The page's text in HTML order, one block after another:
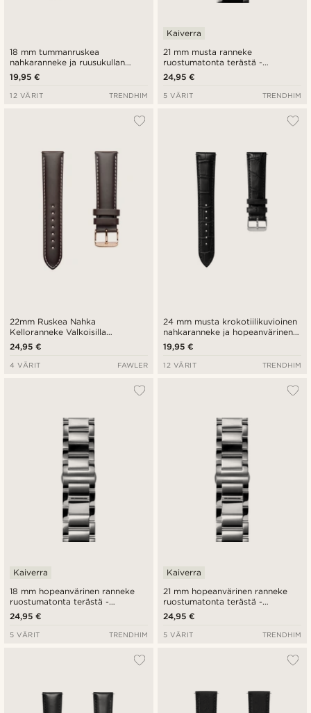
18 mm tummanruskea
nahkaranneke ja ruusukullan
värinen solki - pikalukitus
19,95 €
12 VÄRIT TRENDHIM
21 mm musta ranneke
ruostumatonta terästä -
pikalukitus
Kaiverra
24,95 €
5 VÄRIT TRENDHIM
22mm Ruskea Nahka
Kelloranneke Valkoisilla
Ompeleilla & Ruusukultaisella
Soljella
24,95 €
4 VÄRIT FAWLER
24 mm musta krokotiilikuvioinen
nahkaranneke ja hopeanvärinen
solki - pikalukitus
19,95 €
12 VÄRIT TRENDHIM
18 mm hopeanvärinen ranneke
ruostumatonta terästä -
pikalukitus
Kaiverra
24,95 €
5 VÄRIT TRENDHIM
21 mm hopeanvärinen ranneke
ruostumatonta terästä -
pikalukitus
Kaiverra
24,95 €
5 VÄRIT TRENDHIM